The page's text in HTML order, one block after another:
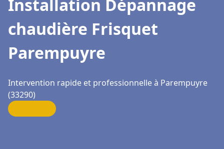
Installation Dépannage
chaudière Frisquet
Parempuyre
Intervention rapide et professionnelle à Parempuyre
(33290)